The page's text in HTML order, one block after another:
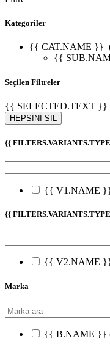
Kategoriler
{{ CAT.NAME }}
{{
Seçilen Filtreler
{{ SELECTED.TEXT }}
HEPSİNİ SİL
{{
{{ V1.NAME
{{
{{ V2.NAME
Marka
{{ B.NAME }}